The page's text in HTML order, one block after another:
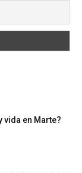
vida en Marte?